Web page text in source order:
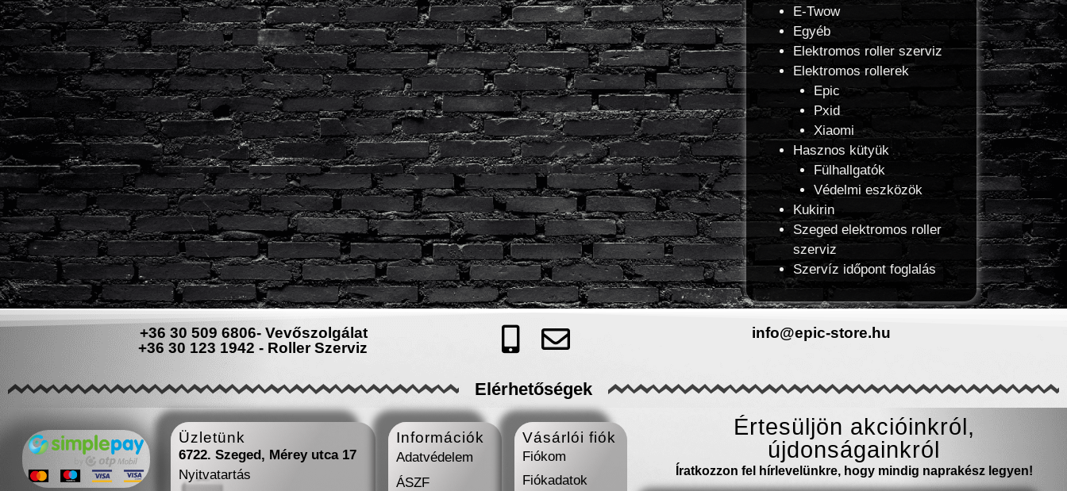
E-Twow
Egyéb
Elektromos roller szerviz
Elektromos rollerek
Epic
Pxid
Xiaomi
Hasznos kütyük
Fülhallgatók
Védelmi eszközök
Kukirin
Szeged elektromos roller
szerviz
Szervíz időpont foglalás
+36 30 509 6806- Vevőszolgálat
+36 30 123 1942 - Roller Szerviz
info@epic-store.hu
Elérhetőségek
Üzletünk
6722. Szeged, Mérey utca 17
Nyitvatartás
Információk
Adatvédelem
ÁSZF
Vásárlói fiók
Fiókom
Fiókadatok
Értesüljön akcióinkról,
újdonságainkról
Íratkozzon fel hírlevelünkre, hogy mindig naprakész legyen!